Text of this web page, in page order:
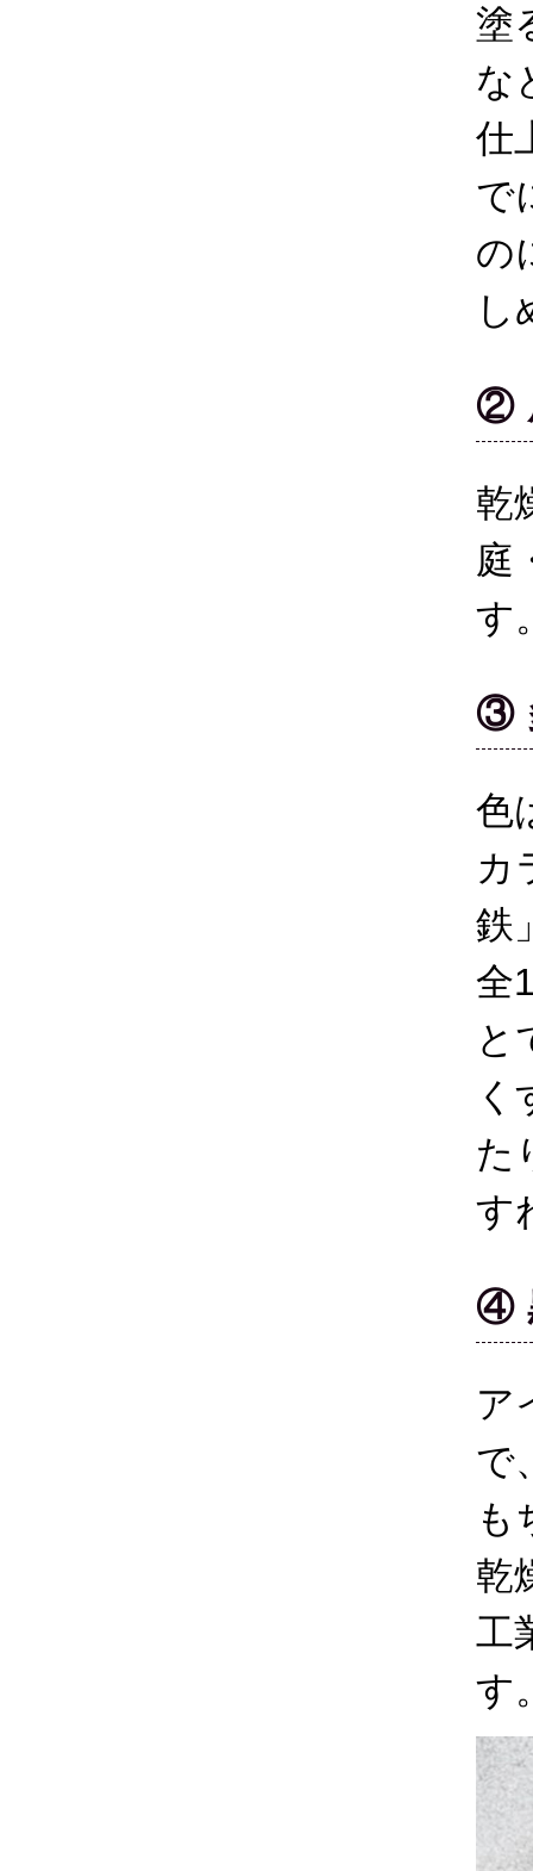
塗
な
仕
で
の
し
②
乾
庭
す
③
色
カ
鉄
全
と
く
た
す
④
ア
で
も
乾
工
す